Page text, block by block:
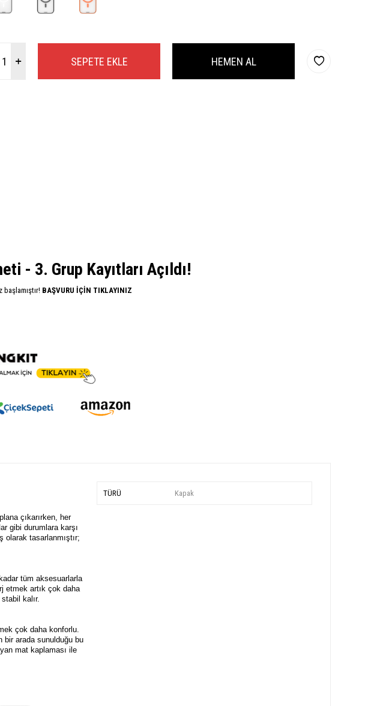
SEPETE EKLE HEMEN AL
- 3. Grup Kayıtları Açıldı!
BAŞVURU İÇİN TIKLAYINIZ
çıkarırken, her
gibi durumlara karşı
olarak tasarlanmıştır;
tüm aksesuarlarla
etmek artık çok daha
kalır.
çok daha konforlu.
bir arada sunulduğu bu
mat kaplaması ile
TÜRÜ Kapak